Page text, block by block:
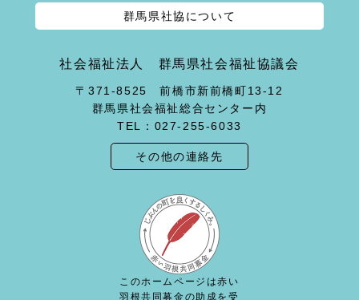
群馬県社協について
社会福祉法人 群馬県社会福祉協議会
〒371-8525 前橋市新前橋町13-12
群馬県社会福祉総合センター内
TEL：027-255-6033
その他の連絡先
このホームページは赤い
羽根共同募金の助成を受